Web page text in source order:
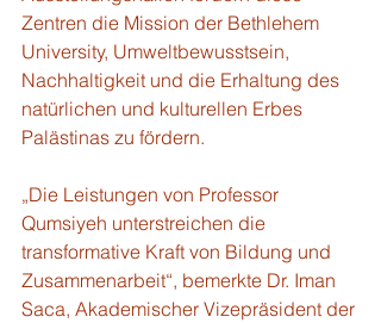
Zentren die Mission der Bethlehem
University, Umweltbewusstsein,
Nachhaltigkeit und die Erhaltung des
natürlichen und kulturellen Erbes
Palästinas zu fördern.
„Die Leistungen von Professor
Qumsiyeh unterstreichen die
transformative Kraft von Bildung und
Zusammenarbeit“, bemerkte Dr. Iman
Saca, Akademischer Vizepräsident der